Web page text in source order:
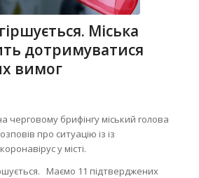
Міська
дотримуватися
вимог
черговому брифінгу міський голова
про ситуацію із із
у місті.
Маємо 11 підтверджених